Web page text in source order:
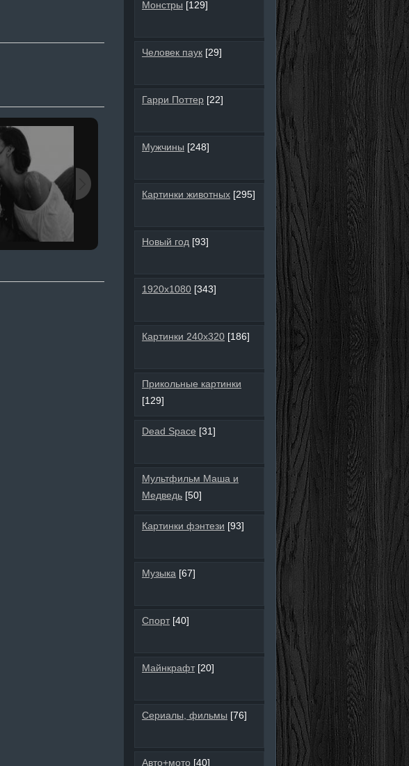
Монстры [129]
Человек паук [29]
Гарри Поттер [22]
Мужчины [248]
Картинки животных [295]
Новый год [93]
1920х1080 [343]
Картинки 240х320 [186]
Прикольные картинки
[129]
Dead Space [31]
Мультфильм Маша и
Медведь [50]
Картинки фэнтези [93]
Музыка [67]
Спорт [40]
Майнкрафт [20]
Сериалы, фильмы [76]
Авто+мото [40]